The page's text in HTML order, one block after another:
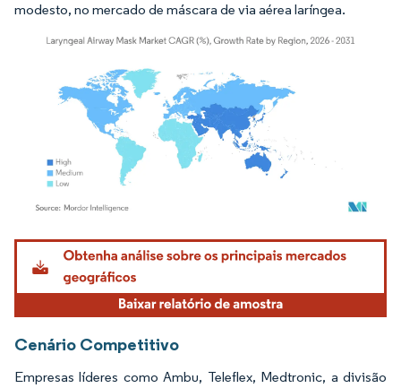
modesto, no mercado de máscara de via aérea laríngea.
Imagem © Mordor Intelligence. O reuso requer atribuição conforme CC BY 4.0.
Cenário Competitivo
Empresas líderes como Ambu, Teleflex, Medtronic, a divisão